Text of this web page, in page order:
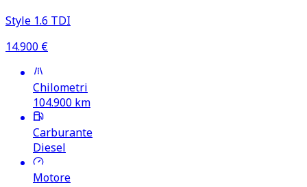
Style 1.6 TDI
14.900 €
Chilometri
104.900 km
Carburante
Diesel
Motore